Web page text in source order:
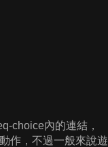
choice內的連結，
作，不過一般來說遊